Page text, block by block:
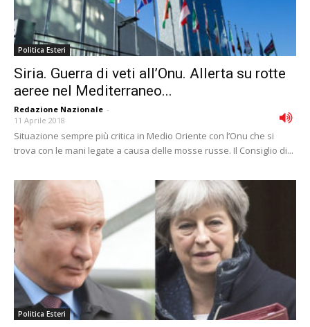
Politica Esteri
Siria. Guerra di veti all’Onu. Allerta su rotte
aeree nel Mediterraneo...
Redazione Nazionale -
11 Aprile 2018
Situazione sempre più critica in Medio Oriente con l’Onu che si
trova con le mani legate a causa delle mosse russe. Il Consiglio di...
Politica Esteri